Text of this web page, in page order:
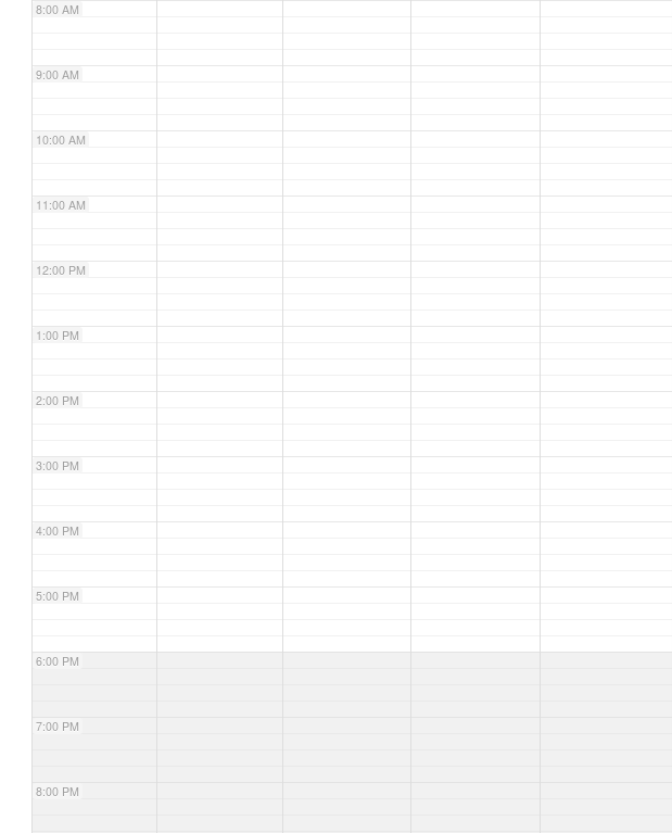
8:00 AM
9:00 AM
10:00 AM
11:00 AM
12:00 PM
1:00 PM
2:00 PM
3:00 PM
4:00 PM
5:00 PM
6:00 PM
7:00 PM
8:00 PM